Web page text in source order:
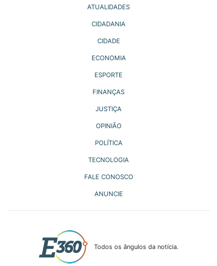
ATUALIDADES
CIDADANIA
CIDADE
ECONOMIA
ESPORTE
FINANÇAS
JUSTIÇA
OPINIÃO
POLÍTICA
TECNOLOGIA
FALE CONOSCO
ANUNCIE
Todos os ângulos da notícia.